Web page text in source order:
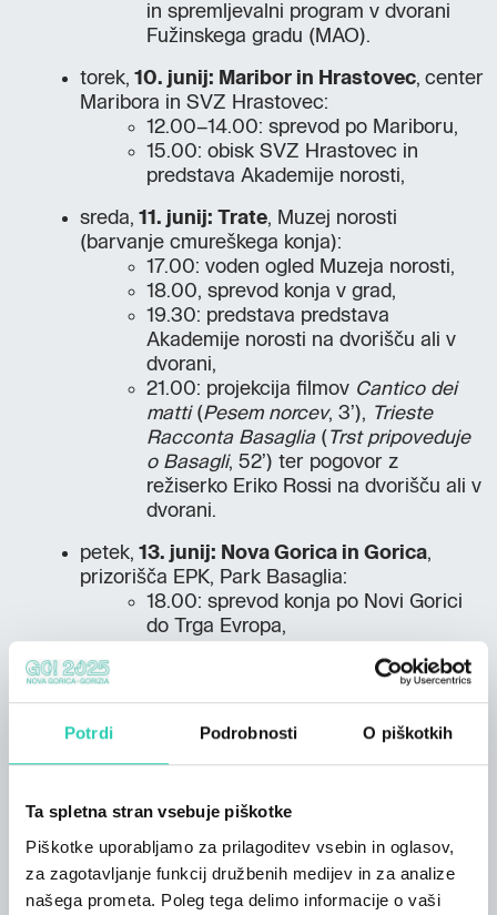
Potrdi Podrobnosti O piškotkih
Ta spletna stran vsebuje piškotke
Piškotke uporabljamo za prilagoditev vsebin in oglasov,
za zagotavljanje funkcij družbenih medijev in za analize
našega prometa. Poleg tega delimo informacije o vaši
in spremljevalni program v dvorani
Fužinskega gradu (MAO).
torek, 10. junij: Maribor in Hrastovec, center
Maribora in SVZ Hrastovec:
12.00–14.00: sprevod po Mariboru,
15.00: obisk SVZ Hrastovec in
predstava Akademije norosti,
sreda, 11. junij: Trate, Muzej norosti
(barvanje cmureškega konja):
17.00: voden ogled Muzeja norosti,
18.00, sprevod konja v grad,
19.30: predstava predstava
Akademije norosti na dvorišču ali v
dvorani,
21.00: projekcija filmov Cantico dei
matti(Pesem norcev, 3’), Trieste
Racconta Basaglia( Trst pripoveduje
o Basagli, 52’) ter pogovor z
režiserko Eriko Rossi na dvorišču ali v
dvorani.
petek, 13. junij: Nova Gorica in Gorica,
prizorišča EPK, Park Basaglia:
18.00: sprevod konja po Novi Gorici
do Trga Evropa,
20.50: kratki film s prvega
popotovanja konja Marca po Sloveniji,
21.00: projekcija Kina Basaglia:
la vostra intelligenza